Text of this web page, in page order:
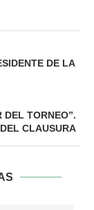
DE LA
DEL TORNEO”.
CLAUSURA